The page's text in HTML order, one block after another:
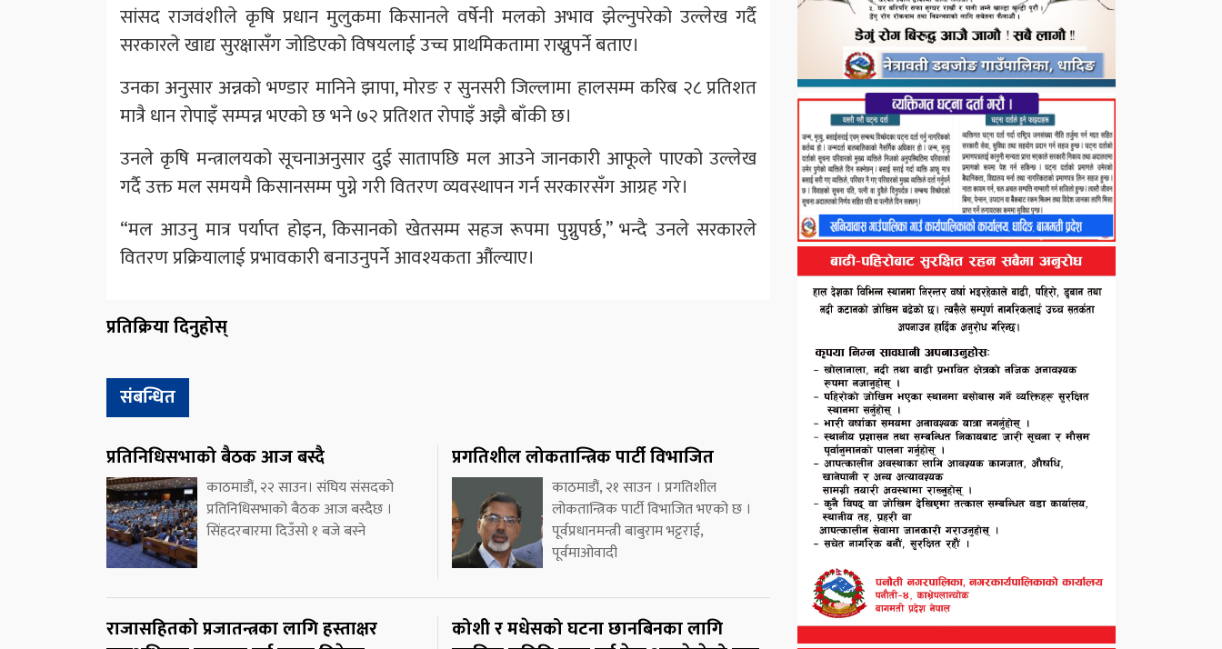
सांसद राजवंशीले कृषि प्रधान मुलुकमा किसानले वर्षेनी मलको अभाव झेल्नुपरेको उल्लेख गर्दै
सरकारले खाद्य सुरक्षासँग जोडिएको विषयलाई उच्च प्राथमिकतामा राख्नुपर्ने बताए।
उनका अनुसार अन्नको भण्डार मानिने झापा, मोरङ र सुनसरी जिल्लामा हालसम्म करिब २८ प्रतिशत
मात्रै धान रोपाइँ सम्पन्न भएको छ भने ७२ प्रतिशत रोपाइँ अझै बाँकी छ।
उनले कृषि मन्त्रालयको सूचनाअनुसार दुई सातापछि मल आउने जानकारी आफूले पाएको उल्लेख
गर्दै उक्त मल समयमै किसानसम्म पुग्ने गरी वितरण व्यवस्थापन गर्न सरकारसँग आग्रह गरे।
“मल आउनु मात्र पर्याप्त होइन, किसानको खेतसम्म सहज रूपमा पुग्नुपर्छ,” भन्दै उनले सरकारले
वितरण प्रक्रियालाई प्रभावकारी बनाउनुपर्ने आवश्यकता औंल्याए।
प्रतिक्रिया दिनुहोस्
संबन्धित
प्रतिनिधिसभाको बैठक आज बस्दै
काठमाडौं, २२ साउन। संघिय संसदको
प्रतिनिधिसभाको बैठक आज बस्दैछ ।
सिंहदरबारमा दिउँसो १ बजे बस्ने
प्रगतिशील लोकतान्त्रिक पार्टी विभाजित
काठमाडौं, २१ साउन । प्रगतिशील
लोकतान्त्रिक पार्टी विभाजित भएको छ ।
पूर्वप्रधानमन्त्री बाबुराम भट्टराई,
पूर्वमाओवादी
राजासहितको प्रजातन्त्रका लागि हस्ताक्षर
कोशी र मधेसको घटना छानबिनका लागि